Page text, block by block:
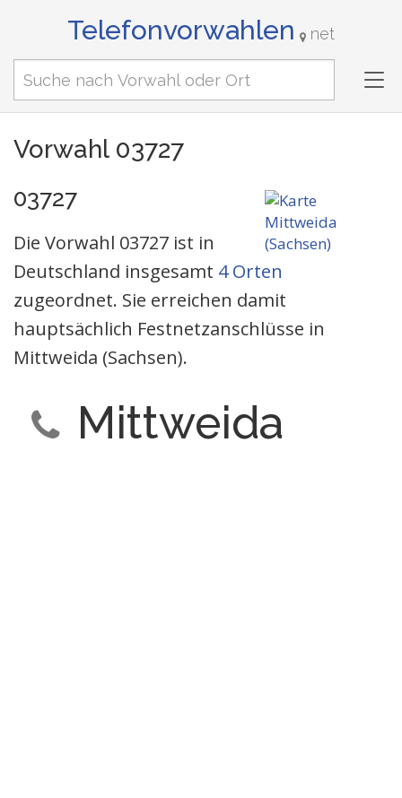
Telefonvorwahlen net
Vorwahl 03727
03727
Die Vorwahl 03727 ist in
Deutschland insgesamt 4 Orten
zugeordnet. Sie erreichen damit
hauptsächlich Festnetzanschlüsse in
Mittweida (Sachsen).
Mittweida